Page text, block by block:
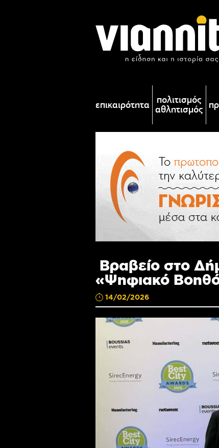
επικαιρότητα πολιτισμός
αθλητισμός
Βραβείο στο
«Ψηφιακό
14/02/2026